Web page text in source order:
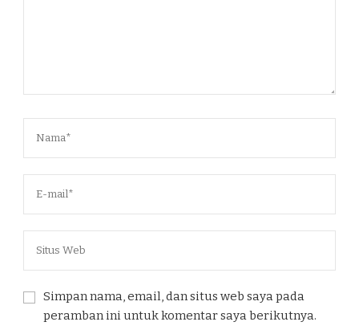
Simpan nama, email, dan situs web saya pada
peramban ini untuk komentar saya berikutnya.